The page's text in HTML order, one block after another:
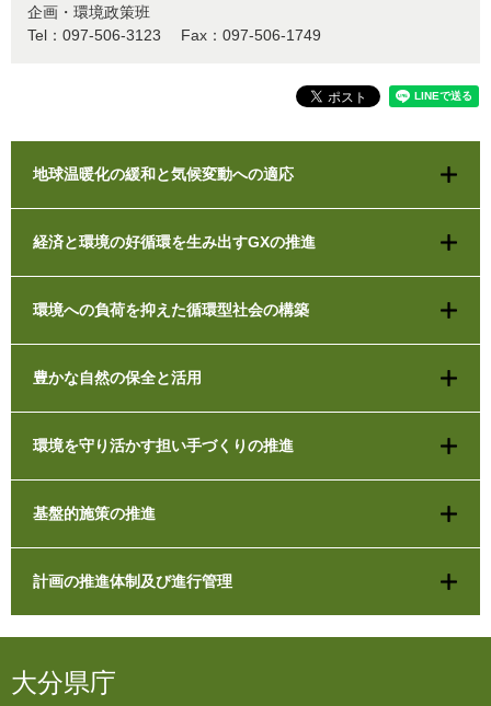
企画・環境政策班
Tel：097-506-3123
Fax：097-506-1749
地球温暖化の緩和と気候変動への適応
経済と環境の好循環を生み出すGXの推進
環境への負荷を抑えた循環型社会の構築
豊かな自然の保全と活用
環境を守り活かす担い手づくりの推進
基盤的施策の推進
計画の推進体制及び進行管理
大分県庁